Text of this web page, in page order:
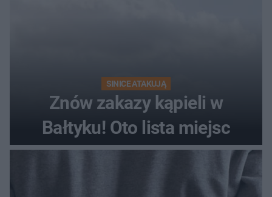
SINICE ATAKUJĄ
Znów zakazy kąpieli w
Bałtyku! Oto lista miejsc